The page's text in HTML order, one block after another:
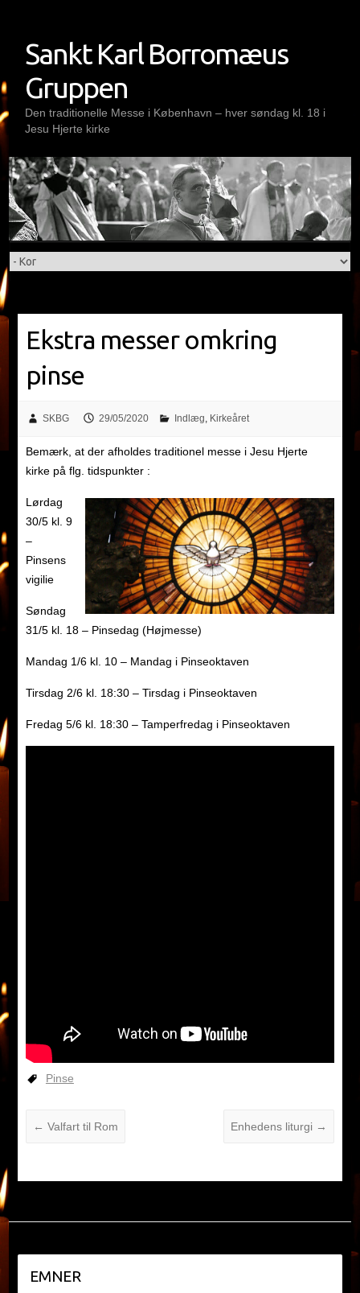
contentSankt Karl Borromæus
Gruppen
Den traditionelle Messe i København – hver søndag kl. 18 i
Jesu Hjerte kirke
Ekstra messer omkring
pinse
SKBG 29/05/2020 Indlæg, Kirkeåret
Bemærk, at der afholdes traditionel messe i Jesu Hjerte
kirke på flg. tidspunkter :
Lørdag
30/5 kl. 9
–
Pinsens
vigilie
Søndag
31/5 kl. 18 – Pinsedag (Højmesse)
Mandag 1/6 kl. 10 – Mandag i Pinseoktaven
Tirsdag 2/6 kl. 18:30 – Tirsdag i Pinseoktaven
Fredag 5/6 kl. 18:30 – Tamperfredag i Pinseoktaven
Pinse
← Valfart til Rom Enhedens liturgi →
EMNER